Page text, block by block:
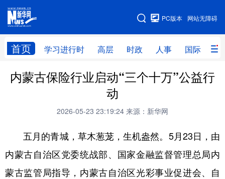
网站无障碍
PC版本
首页 学习进行时 高层 时政 人事 国际 财
网站地图
学习进行时 高层 时政 人事
全球连线
科技 科创 量子 体育
文化 书画 健康 军事
内蒙古保险行业启动“三个十万”公益行
动
2026-05-23 23:19:24 来源：新华网
五月的青城，草木葱茏，生机盎然。 5月23日，由
内蒙古自治区党委统战部、国家金融监督管理总局内
蒙古监管局指导，内蒙古自治区光彩事业促进会、自